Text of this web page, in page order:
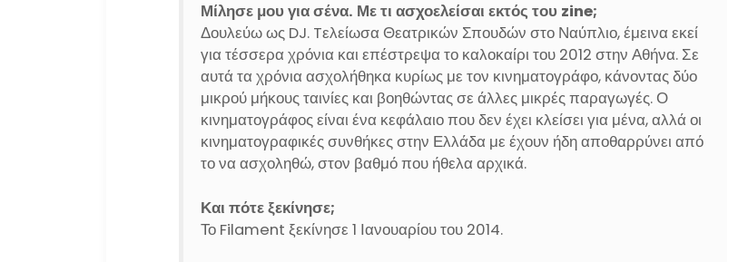
Μίλησε μου για σένα. Με τι ασχοελείσαι εκτός του zine;
Δουλεύω ως DJ. Tελείωσα Θεατρικών Σπουδών στο Ναύπλιο, έμεινα εκεί
για τέσσερα χρόνια και επέστρεψα το καλοκαίρι του 2012 στην Αθήνα. Σε
αυτά τα χρόνια ασχολήθηκα κυρίως με τον κινηματογράφο, κάνοντας δύο
μικρού μήκους ταινίες και βοηθώντας σε άλλες μικρές παραγωγές. Ο
κινηματογράφος είναι ένα κεφάλαιο που δεν έχει κλείσει για μένα, αλλά οι
κινηματογραφικές συνθήκες στην Ελλάδα με έχουν ήδη αποθαρρύνει από
το να ασχοληθώ, στον βαθμό που ήθελα αρχικά.
Και πότε ξεκίνησε;
Το Filament ξεκίνησε 1 Ιανουαρίου του 2014.